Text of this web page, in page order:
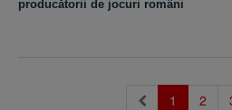
producătorii de jocuri români
1 (current)
2